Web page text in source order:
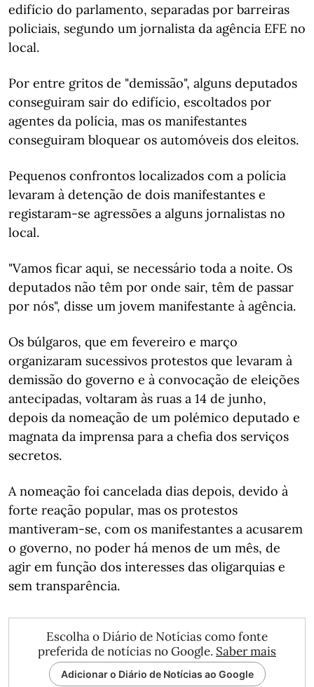
edifício do parlamento, separadas por barreiras
policiais, segundo um jornalista da agência EFE no
local.
Por entre gritos de "demissão", alguns deputados
conseguiram sair do edifício, escoltados por
agentes da polícia, mas os manifestantes
conseguiram bloquear os automóveis dos eleitos.
Pequenos confrontos localizados com a polícia
levaram à detenção de dois manifestantes e
registaram-se agressões a alguns jornalistas no
local.
"Vamos ficar aqui, se necessário toda a noite. Os
deputados não têm por onde sair, têm de passar
por nós", disse um jovem manifestante à agência.
Os búlgaros, que em fevereiro e março
organizaram sucessivos protestos que levaram à
demissão do governo e à convocação de eleições
antecipadas, voltaram às ruas a 14 de junho,
depois da nomeação de um polémico deputado e
magnata da imprensa para a chefia dos serviços
secretos.
A nomeação foi cancelada dias depois, devido à
forte reação popular, mas os protestos
mantiveram-se, com os manifestantes a acusarem
o governo, no poder há menos de um mês, de
agir em função dos interesses das oligarquias e
sem transparência.
Escolha o Diário de Notícias como fonte
preferida de notícias no Google. Saber mais
Adicionar o Diário de Notícias ao Google